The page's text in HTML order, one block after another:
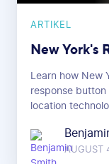
ARTIKEL
New York's
Learn how
response
location
AUGUST